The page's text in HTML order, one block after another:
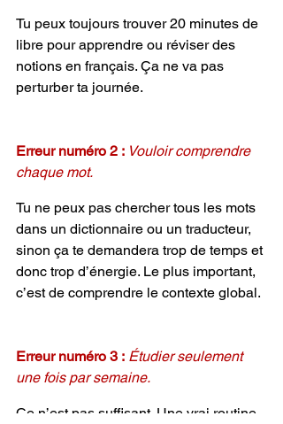
Tu peux toujours trouver 20 minutes de
libre pour apprendre ou réviser des
notions en français. Ça ne va pas
perturber ta journée.
Erreur numéro 2 : Vouloir comprendre
chaque mot.
Tu ne peux pas chercher tous les mots
dans un dictionnaire ou un traducteur,
sinon ça te demandera trop de temps et
donc trop d’énergie. Le plus important,
c’est de comprendre le contexte global.
Erreur numéro 3 : Étudier seulement
une fois par semaine.
Ce n’est pas suffisant. Une vrai routine